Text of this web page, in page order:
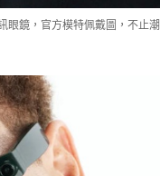
眼鏡，官方模特佩戴圖，不止潮